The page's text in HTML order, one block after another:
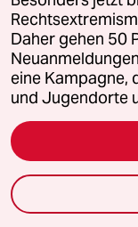
CS
@Pit:
Der
Daher gehen 50
eine Kampagne,
und Jugendorte